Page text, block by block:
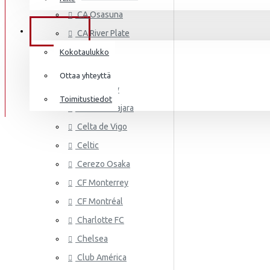
Italia
Mali
Meksiko
Marokko
Uusi-Seelanti
Nigeria
Frenkie de Jong
Mbappé
Donnarumma
A.Becker
Haaland
TIEDOT
Kokotaulukko
Ottaa yhteyttä
Toimitustiedot
CA Osasuna
CA River Plate
Cádiz CF
Cagliari
Cardiff City
CD Guadalajara
Celta de Vigo
Celtic
Cerezo Osaka
CF Monterrey
CF Montréal
Charlotte FC
Chelsea
Club América